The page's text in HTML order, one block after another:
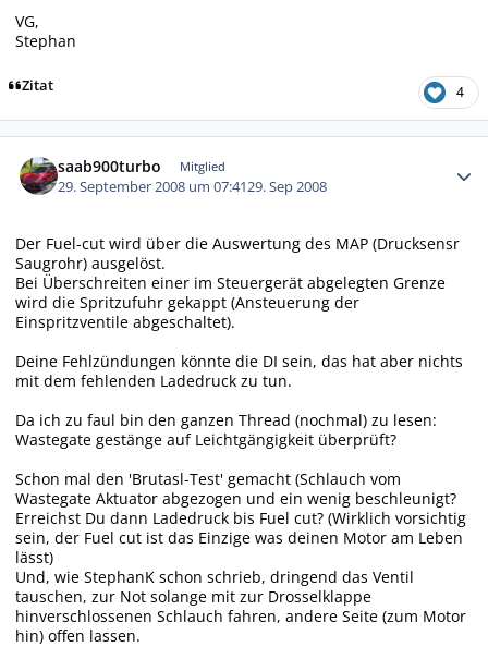
VG,
Stephan
Zitat 4
saab900turbo Mitglied
29. September 2008 um 07:4129. Sep 2008
Der Fuel-cut wird über die Auswertung des MAP (Drucksensr
Saugrohr) ausgelöst.
Bei Überschreiten einer im Steuergerät abgelegten Grenze
wird die Spritzufuhr gekappt (Ansteuerung der
Einspritzventile abgeschaltet).
Deine Fehlzündungen könnte die DI sein, das hat aber nichts
mit dem fehlenden Ladedruck zu tun.
Da ich zu faul bin den ganzen Thread (nochmal) zu lesen:
Wastegate gestänge auf Leichtgängigkeit überprüft?
Schon mal den 'Brutasl-Test' gemacht (Schlauch vom
Wastegate Aktuator abgezogen und ein wenig beschleunigt?
Erreichst Du dann Ladedruck bis Fuel cut? (Wirklich vorsichtig
sein, der Fuel cut ist das Einzige was deinen Motor am Leben
lässt)
Und, wie StephanK schon schrieb, dringend das Ventil
tauschen, zur Not solange mit zur Drosselklappe
hinverschlossenen Schlauch fahren, andere Seite (zum Motor
hin) offen lassen.